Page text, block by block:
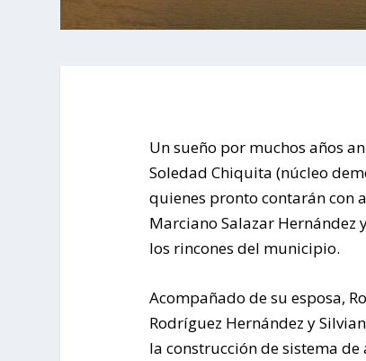
Un sueño por muchos años
Soledad Chiquita (núcleo
quienes pronto contarán con
Marciano Salazar Hernández
los rincones del municipio.
Acompañado de su esposa,
Rodríguez Hernández y
la construcción de sistema